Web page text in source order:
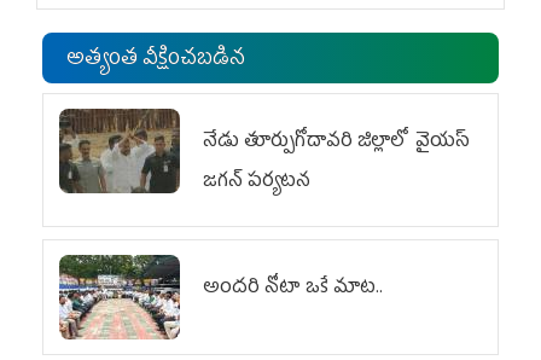
అత్యంత వీక్షించబడిన
నేడు తూర్పుగోదావరి జిల్లాలో వైయస్‌
జగన్‌ పర్యటన
అందరి నోటా ఒకే మాట..